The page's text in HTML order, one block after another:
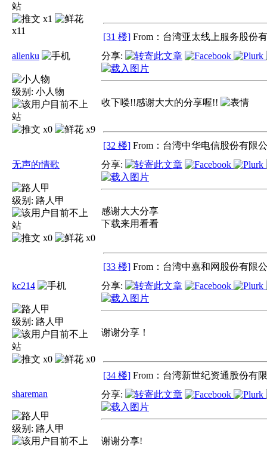
x1
x11
[31 楼] From：台湾亚太线上服务股份
allenku
级别: 小人物
x0 x9
分享:
收下喽!!感谢大大的分享喔!!
[32 楼] From：台湾中华电信股份有限
无声的情歌
级别: 路人甲
x0 x0
分享:
感谢大大分享
下载来用看看
[33 楼] From：台湾中嘉和网股份有限
kc214
级别: 路人甲
x0 x0
分享:
谢谢分享！
[34 楼] From：台湾新世纪资通股份有
shareman
级别: 路人甲
分享:
谢谢分享!